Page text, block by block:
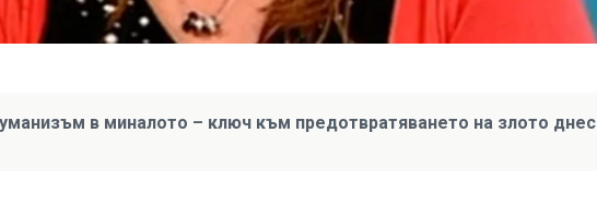
в миналото – ключ към предотвратяването на злото днес